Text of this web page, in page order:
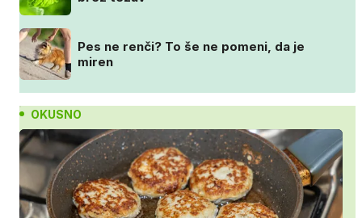
Pes ne renči? To še ne pomeni, da je
miren
OKUSNO